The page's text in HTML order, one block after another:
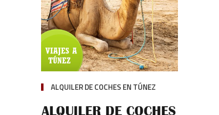
ALQUILER DE COCHES EN TÚNEZ